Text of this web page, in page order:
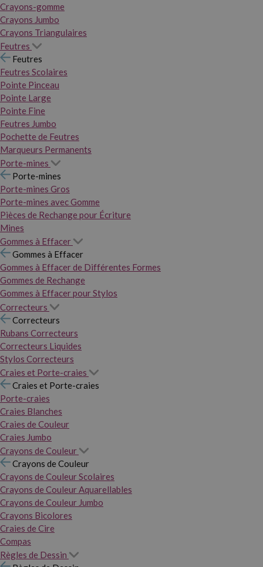
Crayons-gomme
Crayons Jumbo
Crayons Triangulaires
Feutres
Feutres
Feutres Scolaires
Pointe Pinceau
Pointe Large
Pointe Fine
Feutres Jumbo
Pochette de Feutres
Marqueurs Permanents
Porte-mines
Porte-mines
Porte-mines Gros
Porte-mines avec Gomme
Pièces de Rechange pour Écriture
Mines
Gommes à Effacer
Gommes à Effacer
Gommes à Effacer de Différentes Formes
Gommes de Rechange
Gommes à Effacer pour Stylos
Correcteurs
Correcteurs
Rubans Correcteurs
Correcteurs Liquides
Stylos Correcteurs
Craies et Porte-craies
Craies et Porte-craies
Porte-craies
Craies Blanches
Craies de Couleur
Craies Jumbo
Crayons de Couleur
Crayons de Couleur
Crayons de Couleur Scolaires
Crayons de Couleur Aquarellables
Crayons de Couleur Jumbo
Crayons Bicolores
Craies de Cire
Compas
Règles de Dessin